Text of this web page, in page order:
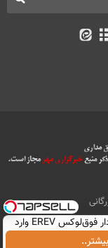
All Content by Mehr
رونمایی از IM LS9، پرچم‌دار فوق‌لوکس EREV وارد
شد